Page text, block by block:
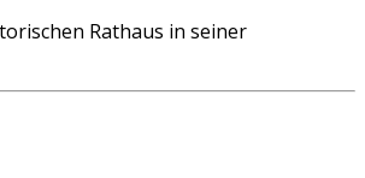
Rathaus in seiner